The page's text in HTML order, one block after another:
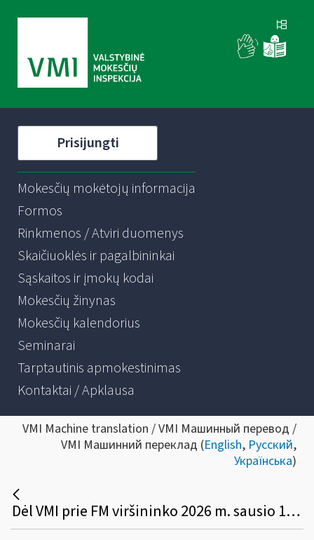
Prisijungti
Mokesčių mokėtojų informacija
Formos
Rinkmenos / Atviri duomenys
Skaičiuoklės ir pagalbininkai
Sąskaitos ir įmokų kodai
Mokesčių žinynas
Mokesčių kalendorius
Seminarai
Tarptautinis apmokestinimas
Kontaktai / Apklausa
VMI Machine translation / VMI Машинный перевод /
VMI Машинний переклад (English, Русский,
Українська)
Dėl VMI prie FM viršininko 2026 m. sausio 13 d. įsakymo VA-5